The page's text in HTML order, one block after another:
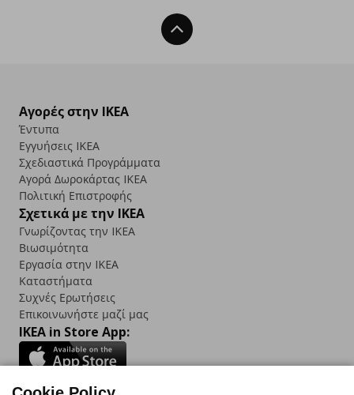
Back To Top
Αγορές στην IKEA
Έντυπα
Εγγυήσεις IKEA
Σχεδιαστικά Προγράμματα
Αγορά Δωρoκάρτας IKEA
Πολιτική Επιστροφής
Σχετικά με την IKEA
Γνωρίζοντας την IKEA
Βιωσιμότητα
Εργασία στην IKEA
Καταστήματα
Συχνές Ερωτήσεις
Επικοινωνήστε μαζί μας
IKEA in Store App: